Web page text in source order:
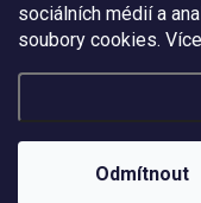
sociálních médií a
soubory cookies.
Odmítnout